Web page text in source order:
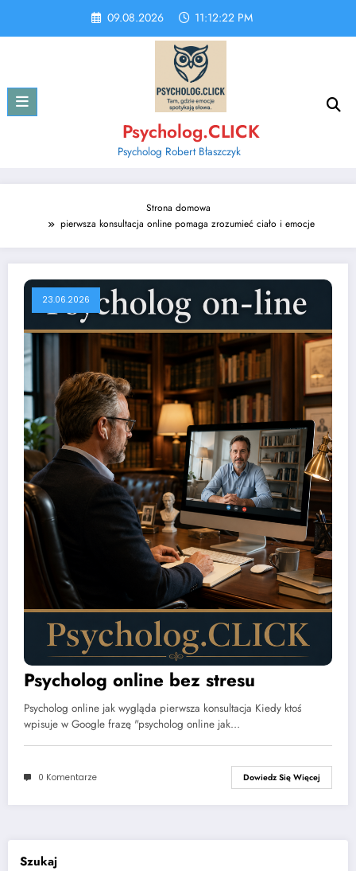
content
09.08.2026 11:12:22 PM
Psycholog.CLICK
Psycholog Robert Błaszczyk
Strona domowa
pierwsza konsultacja online pomaga zrozumieć ciało i emocje
23.06.2026
Psycholog online bez stresu
Psycholog online jak wygląda pierwsza konsultacja Kiedy ktoś
wpisuje w Google frazę "psycholog online jak…
0 Komentarze Dowiedz Się Więcej
Szukaj